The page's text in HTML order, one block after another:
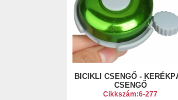
BICIKLI CSENGŐ -
CSENGŐ
Cikkszám:6-277